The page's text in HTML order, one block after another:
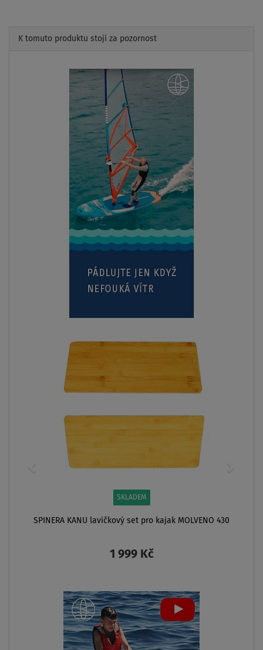
K tomuto produktu stojí za pozornost
SKLADEM
SPINERA KANU lavičkový set pro kajak MOLVENO 430
1 999 Kč
ZOBRAZIT
Previous